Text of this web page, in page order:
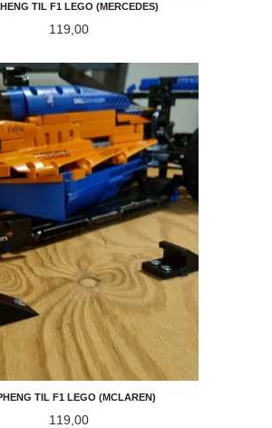
TIL F1 LEGO (MERCEDES)
Pris
119,00
TIL F1 LEGO (MCLAREN)
Pris
119,00